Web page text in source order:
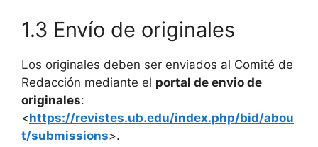
1.3 Envío de originales
Los originales deben ser enviados al Comité de
Redacción mediante el portal de envio de
originales:
<https://revistes.ub.edu/index.php/bid/abou
t/submissions>.